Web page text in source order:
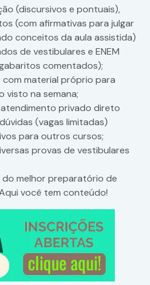
(discursivos e pontuais),
(com afirmativas para julgar
conceitos da aula assistida)
de vestibulares e ENEM
comentados);
material próprio para
visto na semana;
privado direto
(vagas limitadas)
para outros cursos;
provas de vestibulares
melhor preparatório de
você tem conteúdo!